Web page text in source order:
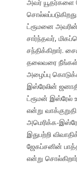
அவர் யூதர்களை
ட்ரூமனை
சார்ந்தவர்,
சந்திக்கிறார்.
தலைவரை நீங்கள்
அழைப்பு
இஸ்ரேலின்
ட்ரூமன் இஸ்ரேல்
என்று
அமெரிக்க-
இதுபற்றி
ஜேகப்சனின்
என்று